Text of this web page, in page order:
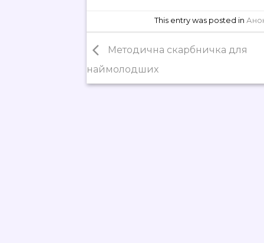
This entry was posted in
Методична скарбничка для
наймолодших